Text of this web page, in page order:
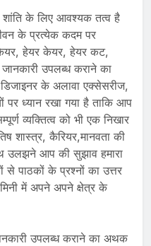
शांति के लिए आवश्यक तत्व है
के प्रत्येक कदम पर
केयर, हेयर केयर, हेयर कट,
उपलब्ध कराने का
के अलावा एक्सेसरीज,
पर ध्यान रखा गया है ताकि आप
व्यक्तित्व को भी एक निखार
शास्त्र, कैरियर,मानवता की
उलझने आप की सुझाव हमारा
से पाठकों के प्रश्नों का उत्तर
में अपने अपने क्षेत्र के
उपलब्ध कराने का अथक